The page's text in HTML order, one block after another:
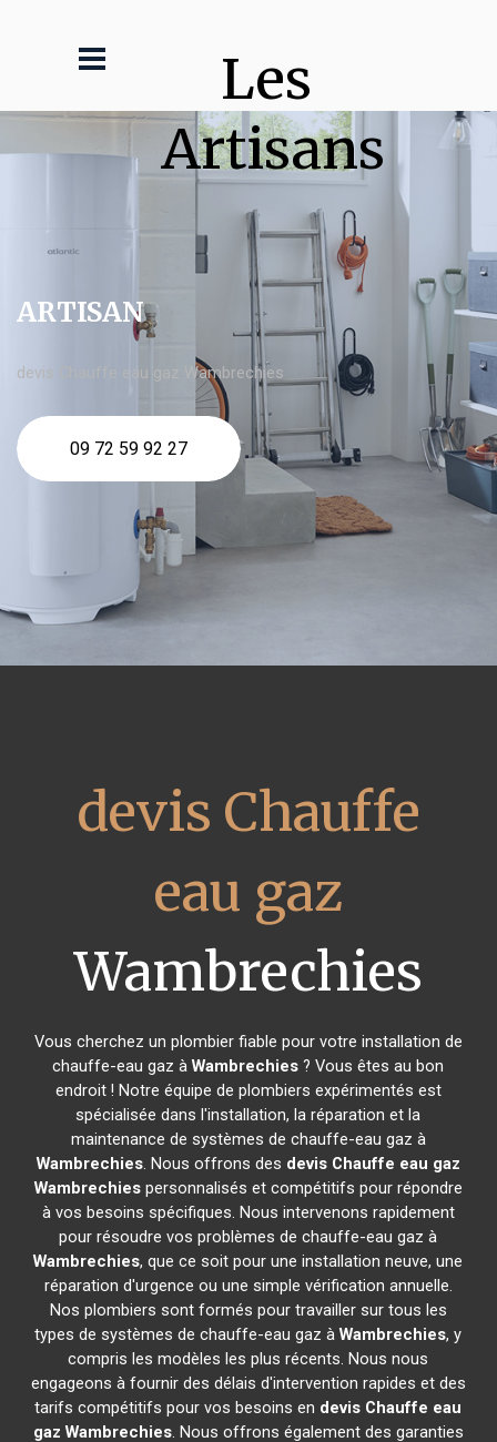
Les
Artisans
ARTISAN
devis Chauffe eau gaz Wambrechies
09 72 59 92 27
devis Chauffe
eau gaz
Wambrechies
Vous cherchez un plombier fiable pour votre installation de
chauffe-eau gaz àWambrechies ? Vous êtes au bon
endroit ! Notre équipe de plombiers expérimentés est
spécialisée dans l'installation, la réparation et la
maintenance de systèmes de chauffe-eau gaz à
Wambrechies. Nous offrons des devis Chauffe eau gaz
Wambrechiespersonnalisés et compétitifs pour répondre
à vos besoins spécifiques. Nous intervenons rapidement
pour résoudre vos problèmes de chauffe-eau gaz à
Wambrechies, que ce soit pour une installation neuve, une
réparation d'urgence ou une simple vérification annuelle.
Nos plombiers sont formés pour travailler sur tous les
types de systèmes de chauffe-eau gaz àWambrechies, y
compris les modèles les plus récents. Nous nous
engageons à fournir des délais d'intervention rapides et des
tarifs compétitifs pour vos besoins en devis Chauffe eau
gaz Wambrechies. Nous offrons également des garanties